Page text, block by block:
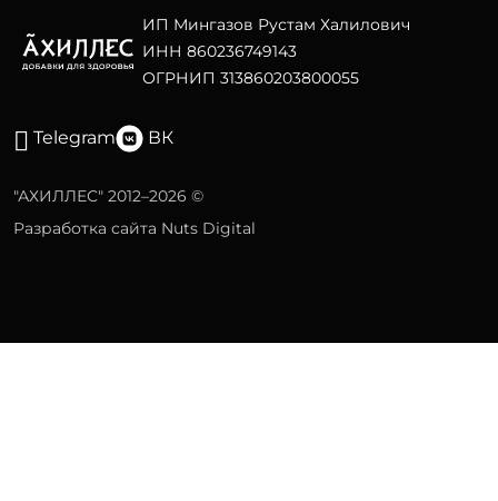
ИП Мингазов Рустам Халилович
ИНН 860236749143
ОГРНИП 313860203800055
Telegram ВК
"АХИЛЛЕС" 2012–2026 ©
Разработка сайта Nuts Digital